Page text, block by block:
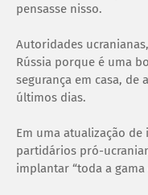
pensasse nisso.
Autoridades
Rússia porque é uma
segurança em casa, de
últimos dias.
Em uma atualização
partidários pró-
implantar “toda a